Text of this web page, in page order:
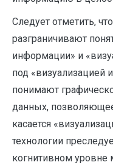
Следует отметить,
разграничивают
информации» и
под «визуализацией
понимают
данных,
касается
технологии
когнитивном уровне